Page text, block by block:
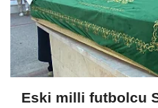
Eski milli futbolcu